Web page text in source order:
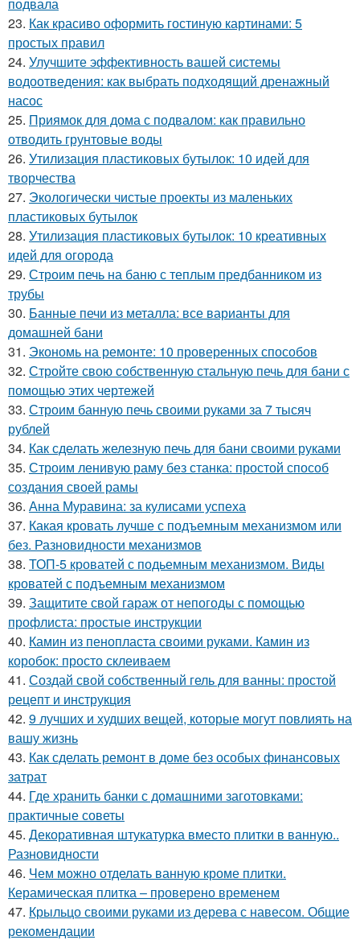
подвала
23. Как красиво оформить гостиную картинами: 5
простых правил
24. Улучшите эффективность вашей системы
водоотведения: как выбрать подходящий дренажный
насос
25. Приямок для дома с подвалом: как правильно
отводить грунтовые воды
26. Утилизация пластиковых бутылок: 10 идей для
творчества
27. Экологически чистые проекты из маленьких
пластиковых бутылок
28. Утилизация пластиковых бутылок: 10 креативных
идей для огорода
29. Строим печь на баню с теплым предбанником из
трубы
30. Банные печи из металла: все варианты для
домашней бани
31. Экономь на ремонте: 10 проверенных способов
32. Стройте свою собственную стальную печь для бани с
помощью этих чертежей
33. Строим банную печь своими руками за 7 тысяч
рублей
34. Как сделать железную печь для бани своими руками
35. Строим ленивую раму без станка: простой способ
создания своей рамы
36. Анна Муравина: за кулисами успеха
37. Какая кровать лучше с подъемным механизмом или
без. Разновидности механизмов
38. ТОП-5 кроватей с подьемным механизмом. Виды
кроватей с подъемным механизмом
39. Защитите свой гараж от непогоды с помощью
профлиста: простые инструкции
40. Камин из пенопласта своими руками. Камин из
коробок: просто склеиваем
41. Создай свой собственный гель для ванны: простой
рецепт и инструкция
42. 9 лучших и худших вещей, которые могут повлиять на
вашу жизнь
43. Как сделать ремонт в доме без особых финансовых
затрат
44. Где хранить банки с домашними заготовками:
практичные советы
45. Декоративная штукатурка вместо плитки в ванную..
Разновидности
46. Чем можно отделать ванную кроме плитки.
Керамическая плитка – проверено временем
47. Крыльцо своими руками из дерева с навесом. Общие
рекомендации